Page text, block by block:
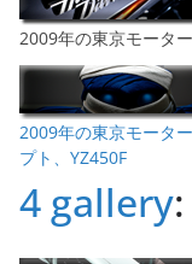
2009年の東京モータ
2009年の東京モータ
プト、YZ450F
4 gallery: